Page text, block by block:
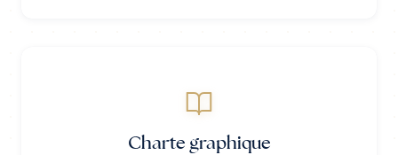
Charte graphique